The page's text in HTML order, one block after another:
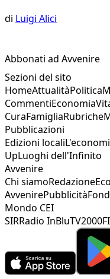
di Luigi Alici
Abbonati ad Avvenire
Sezioni del sito
HomeAttualitàPolitica
CommentiEconomia
CuraFamigliaRubriche
Pubblicazioni
Edizioni locali
UpLuoghi dell'Infinito
Avvenire
Chi siamoRedazione
AvvenirePubblicità
Mondo CEI
SIRRadio InBluTV2000